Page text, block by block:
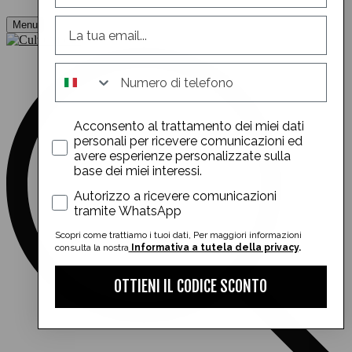
Menu
Acconsento al trattamento dei miei dati
personali per ricevere comunicazioni ed
avere esperienze personalizzate sulla
base dei miei interessi.
whatsapp
Autorizzo a ricevere comunicazioni
tramite WhatsApp
Scopri come trattiamo i tuoi dati, Per maggiori informazioni
consulta la nostraInformativa a tutela della privacy.
OTTIENI IL CODICE SCONTO